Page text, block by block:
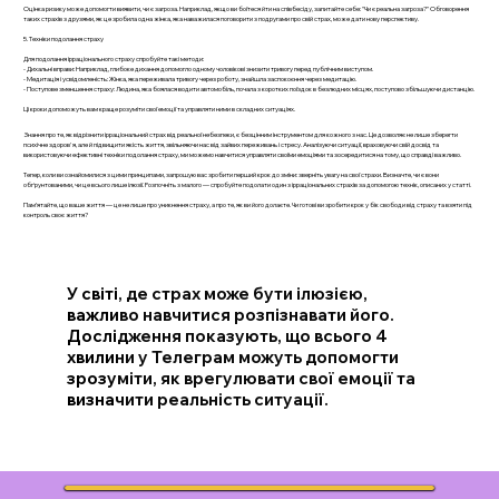
Оцінка ризику може допомогти виявити, чи є загроза. Наприклад, якщо ви боїтеся йти на співбесіду, запитайте себе: "Чи є реальна загроза?" Обговорення
таких страхів з друзями, як це зробила одна жінка, яка наважилася поговорити з подругами про свій страх, може дати нову перспективу.
5. Техніки подолання страху
Для подолання ірраціонального страху спробуйте такі методи:
- Дихальні вправи: Наприклад, глибоке дихання допомогло одному чоловікові знизити тривогу перед публічним виступом.
- Медитація і усвідомленість: Жінка, яка переживала тривогу через роботу, знайшла заспокоєння через медитацію.
- Поступове зменшення страху: Людина, яка боялася водити автомобіль, почала з коротких поїздок в безлюдних місцях, поступово збільшуючи дистанцію.
Ці кроки допоможуть вам краще розуміти свої емоції та управляти ними в складних ситуаціях.
Знання про те, як відрізнити ірраціональний страх від реальної небезпеки, є безцінним інструментом для кожного з нас. Це дозволяє не лише зберегти
психічне здоров'я, але й підвищити якість життя, звільняючи нас від зайвих переживань і стресу. Аналізуючи ситуації, враховуючи свій досвід та
використовуючи ефективні техніки подолання страху, ми можемо навчитися управляти своїми емоціями та зосередитися на тому, що справді важливо.
Тепер, коли ви ознайомилися з цими принципами, запрошую вас зробити перший крок до зміни: зверніть увагу на свої страхи. Визначте, чи є вони
обґрунтованими, чи це всього лише ілюзії. Розпочніть з малого — спробуйте подолати один з ірраціональних страхів за допомогою технік, описаних у статті.
Пам’ятайте, що ваше життя — це не лише про уникнення страху, а про те, як ви його долаєте. Чи готові ви зробити крок у бік свободи від страху та взяти під
контроль своє життя?
У світі, де страх може бути ілюзією,
важливо навчитися розпізнавати його.
Дослідження показують, що всього 4
хвилини у Телеграм можуть допомогти
зрозуміти, як врегулювати свої емоції та
визначити реальність ситуації.